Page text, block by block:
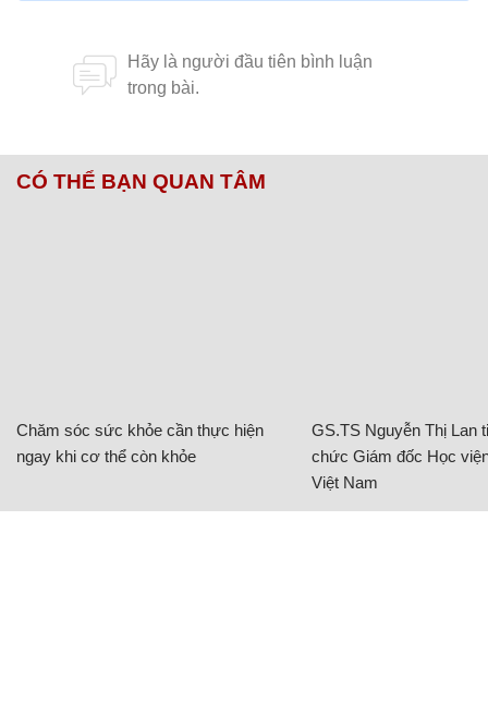
CÓ THỂ BẠN QUAN TÂM
Chăm sóc sức khỏe cần thực hiện
ngay khi cơ thể còn khỏe
GS.TS Nguyễn Thị Lan
chức Giám đốc Học
Việt Nam